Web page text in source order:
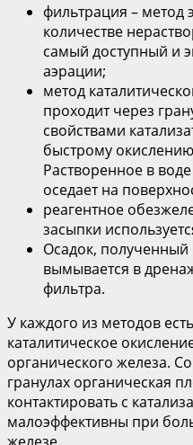
фильтрация –
количестве
самый доступный и
аэрации;
метод
проходит через
свойствами
быстрому
Растворенное в
оседает на
реагентное
засыпки
Осадок,
вымывается в
фильтра.
У каждого из методов
каталитическое
органического железа.
гранулах органическая
контактировать с
малоэффективны при